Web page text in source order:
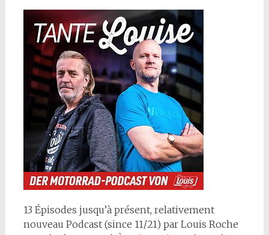
13 Épisodes jusqu’à présent, relativement
nouveau Podcast (since 11/21) par Louis Roche